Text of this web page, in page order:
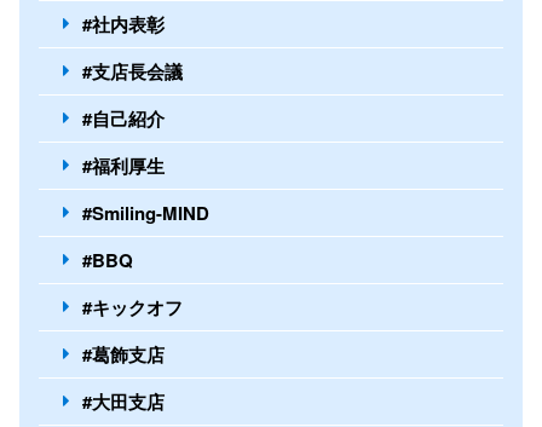
#社内表彰
#支店長会議
#自己紹介
#福利厚生
#Smiling-MIND
#BBQ
#キックオフ
#葛飾支店
#大田支店